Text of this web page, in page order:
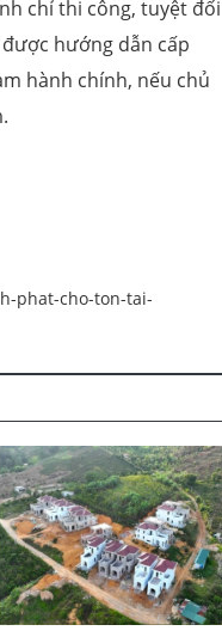
chỉ thi công, tuyệt đối
hướng dẫn cấp
hành chính, nếu chủ
phat-cho-ton-tai-